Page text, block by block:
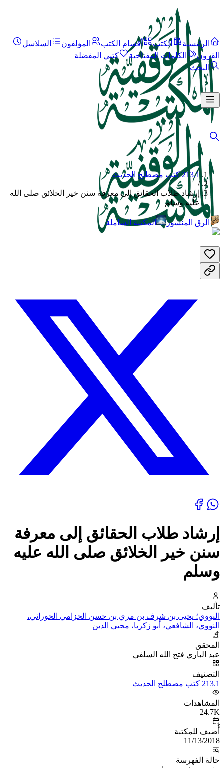
الرئيسية الكتب أقسام الكتب المؤلفون
السلاسل
القرون
الكلمات المفتاحية
كتبي المفضلة
البحث
213.1 كتب مصطلح الحديث
/
إرشاد طلاب الحقائق إلى معرفة سنن خير الخلائق صلى الله
عليه وسلم
الرق المنشور المكتبة الشاملة
إرشاد طلاب الحقائق إلى معرفة
سنن خير الخلائق صلى الله عليه
وسلم
تأليف
النووي؛ يحيى بن شرف بن مري بن حسن الحزامي الحوراني،
النووي، الشافعي، أبو زكريا، محيي الدين
المحقق
عبد الباري فتح الله السلفي
التصنيف
213.1 كتب مصطلح الحديث
المشاهدات
24.7K
أُضيف للمكتبة
11/13/2018
حالة الفهرسة